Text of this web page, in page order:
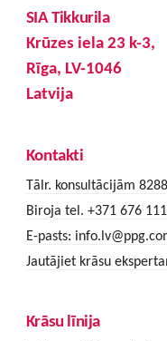
SIA Tikkurila
Krūzes iela 23 k-3,
Rīga, LV-1046
Latvija
Kontakti
Tālr. konsultācijām
Biroja tel. +371 676
E-pasts:
Jautājiet krāsu
Krāsu līnija